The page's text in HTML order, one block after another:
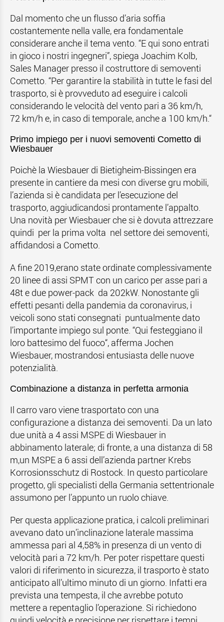
Dal momento che un flusso d’aria soffia
costantemente nella valle, era fondamentale
considerare anche il tema vento. “E qui sono entrati
in gioco i nostri ingegneri”, spiega Joachim Kolb,
Sales Manager presso il costruttore di semoventi
Cometto. “Per garantire la stabilità in tutte le fasi del
trasporto, si è provveduto ad eseguire i calcoli
considerando le velocità del vento pari a 36 km/h,
72 km/h e, in caso di temporale, anche a 100 km/h.“
Primo impiego per i nuovi semoventi Cometto di
Wiesbauer
Poichè la Wiesbauer di Bietigheim-Bissingen era
presente in cantiere da mesi con diverse gru mobili,
l’azienda si è candidata per l’esecuzione del
trasporto, aggiudicandosi prontamente l’appalto.
Una novità per Wiesbauer che si è dovuta attrezzare
quindi per la prima volta nel settore dei semoventi,
affidandosi a Cometto.
A fine 2019,erano state ordinate complessivamente
20 linee di assi SPMT con un carico per asse pari a
48t e due power-pack da 202kW. Nonostante gli
effetti pesanti della pandemia da coronavirus, i
veicoli sono stati consegnati puntualmente dato
l’importante impiego sul ponte. “Qui festeggiano il
loro battesimo del fuoco“, afferma Jochen
Wiesbauer, mostrandosi entusiasta delle nuove
potenzialità.
Combinazione a distanza in perfetta armonia
Il carro varo viene trasportato con una
configurazione a distanza dei semoventi. Da un lato
due unità a 4 assi MSPE di Wiesbauer in
abbinamento laterale; di fronte, a una distanza di 58
m,un MSPE a 6 assi dell’azienda partner Krebs
Korrosionsschutz di Rostock. In questo particolare
progetto, gli specialisti della Germania settentrionale
assumono per l’appunto un ruolo chiave.
Per questa applicazione pratica, i calcoli preliminari
avevano dato un’inclinazione laterale massima
ammessa pari al 4,58% in presenza di un vento di
velocità pari a 72 km/h. Per poter rispettare questi
valori di riferimento in sicurezza, il trasporto è stato
anticipato all’ultimo minuto di un giorno. Infatti era
prevista una tempesta, il che avrebbe potuto
mettere a repentaglio l’operazione. Si richiedono